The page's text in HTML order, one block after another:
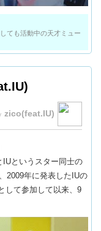
ても活動中の天才ミュー
zico(feat.IU)
IUというスター同士の
2009年に発表したIUの
して参加して以来、9